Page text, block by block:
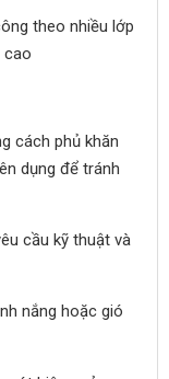
theo nhiều lớp
cao
cách phủ khăn
dụng để tránh
cầu kỹ thuật và
nắng hoặc gió